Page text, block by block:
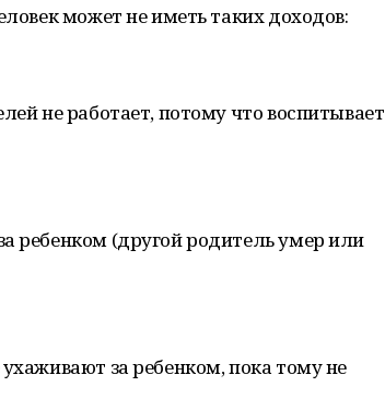
может не иметь таких доходов:
не работает, потому что воспитывает
ребенком (другой родитель умер или
за ребенком, пока тому не